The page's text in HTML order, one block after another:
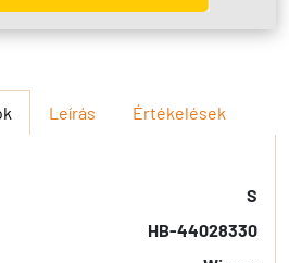
Leírás Értékelések
S
HB-44028330